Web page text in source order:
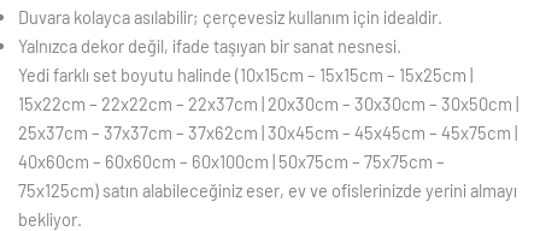
Duvara kolayca asılabilir; çerçevesiz kullanım için idealdir.
Yalnızca dekor değil, ifade taşıyan bir sanat nesnesi.
Yedi farklı set boyutu halinde (10x15cm – 15x15cm – 15x25cm |
15x22cm – 22x22cm – 22x37cm | 20x30cm – 30x30cm – 30x50cm |
25x37cm – 37x37cm – 37x62cm | 30x45cm – 45x45cm – 45x75cm |
40x60cm – 60x60cm – 60x100cm | 50x75cm – 75x75cm –
75x125cm) satın alabileceğiniz eser, ev ve ofislerinizde yerini almayı
bekliyor.